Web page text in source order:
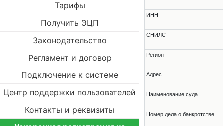
Тарифы
Получить ЭЦП
Законодательство
Регламент и договор
Подключение к системе
Центр поддержки пользователей
Контакты и реквизиты
ИНН
СНИЛС
Регион
Адрес
Наименование суда
Номер дела о банкротстве